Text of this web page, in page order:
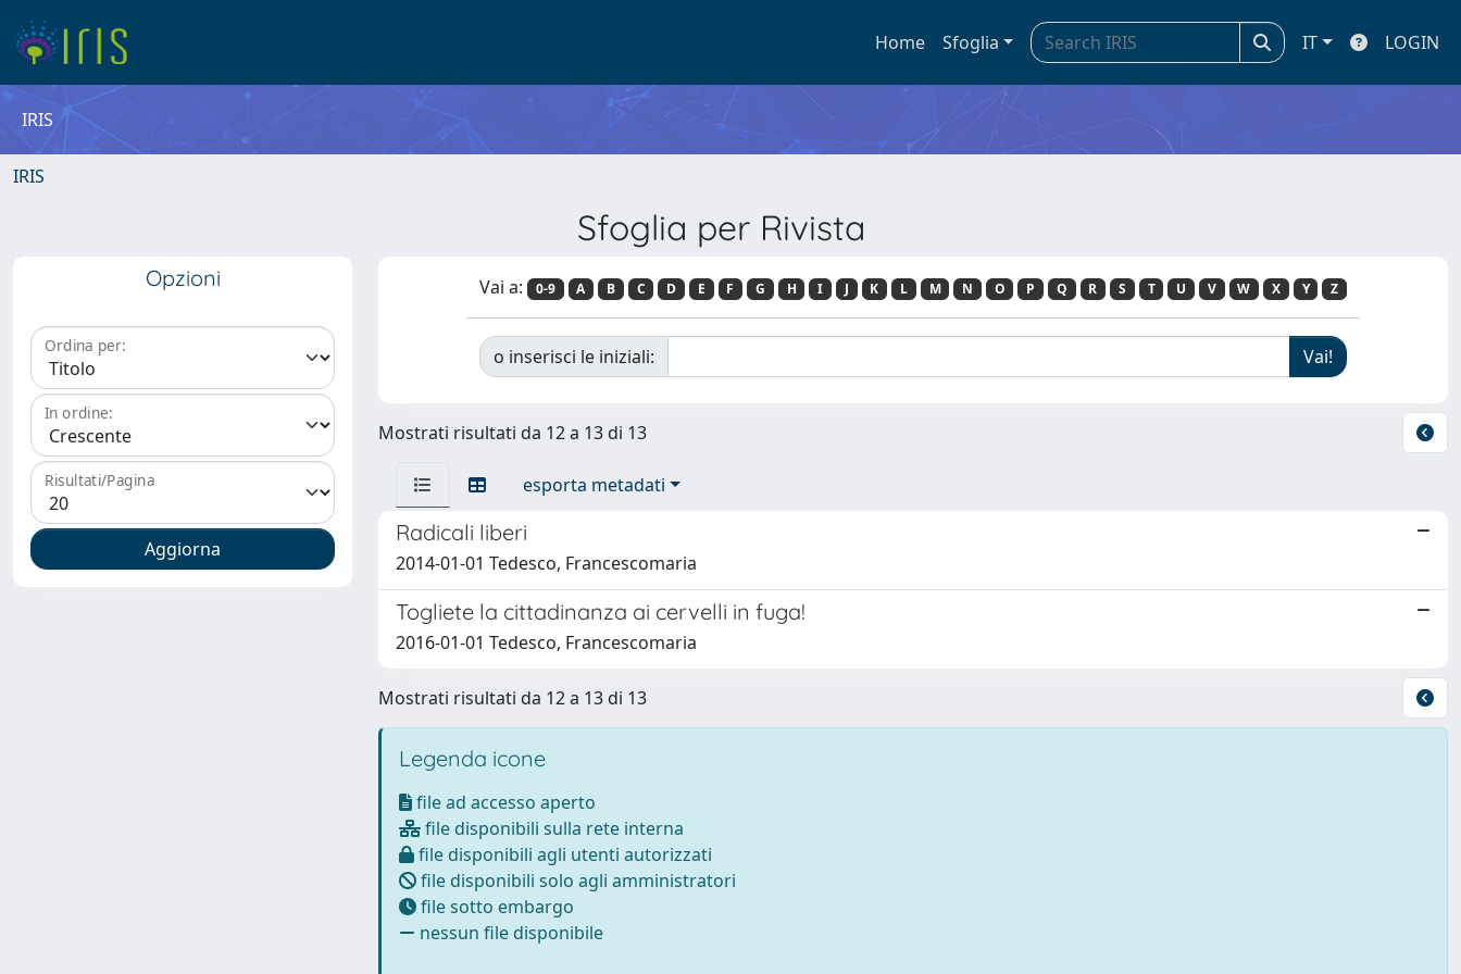
Home Sfoglia IT LOGIN
IRIS
IRIS
Sfoglia per Rivista
Opzioni
Ordina per:
In ordine:
Risultati/Pagina
Vai a: 0-9 A B C D E F G H I J K L M N O P Q R S T U V W X Y Z
o inserisci le iniziali:
Mostrati risultati da 12 a 13 di 13
esporta metadati
Radicali liberi
2014-01-01 Tedesco, Francescomaria
Togliete la cittadinanza ai cervelli in fuga!
2016-01-01 Tedesco, Francescomaria
Mostrati risultati da 12 a 13 di 13
Legenda icone
file ad accesso aperto
file disponibili sulla rete interna
file disponibili agli utenti autorizzati
file disponibili solo agli amministratori
file sotto embargo
nessun file disponibile